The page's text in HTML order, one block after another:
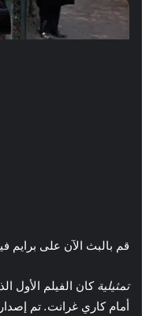
قم بالبث الآن على برايم
تمثيلية كان الفيلم الأول
أمام كاري غرانت.